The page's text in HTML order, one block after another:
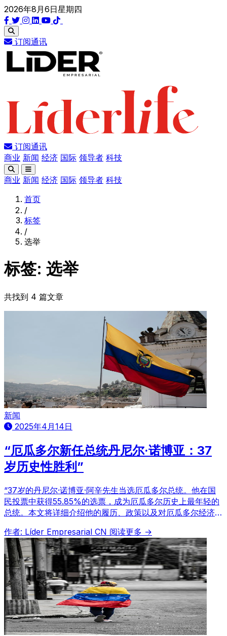
2026年8月6日星期四
订阅通讯
订阅通讯
商业 新闻 经济 国际 领导者 科技
商业 新闻 经济 国际 领导者 科技
首页
/
标签
/
选举
标签: 选举
共找到 4 篇文章
新闻
2025年4月14日
“厄瓜多尔新任总统丹尼尔·诺博亚：37
岁历史性胜利”
“37岁的丹尼尔·诺博亚·阿辛先生当选厄瓜多尔总统。他在国
民投票中获得55.85%的选票，成为厄瓜多尔历史上最年轻的
总统。本文将详细介绍他的履历、政策以及对厄瓜多尔经济的
作者: Líder Empresarial CN 阅读更多 →